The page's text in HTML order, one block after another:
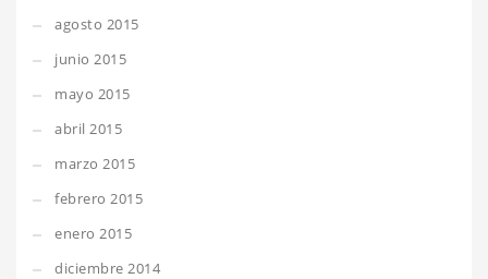
agosto 2015
junio 2015
mayo 2015
abril 2015
marzo 2015
febrero 2015
enero 2015
diciembre 2014